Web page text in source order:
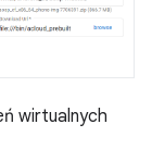
wirtualnych